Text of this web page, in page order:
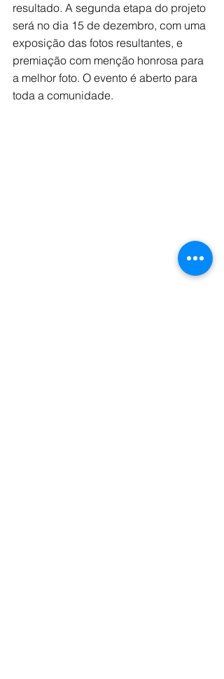
resultado. A segunda etapa do projeto
será no dia 15 de dezembro, com uma
exposição das fotos resultantes, e
premiação com menção honrosa para
a melhor foto. O evento é aberto para
toda a comunidade.